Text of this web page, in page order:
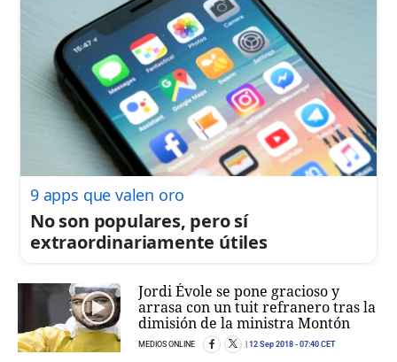
9 apps que valen oro
No son populares, pero sí
extraordinariamente útiles
Jordi Évole se pone gracioso y
arrasa con un tuit refranero tras la
dimisión de la ministra Montón
MEDIOS ONLINE 12 Sep 2018 - 07:40 CET